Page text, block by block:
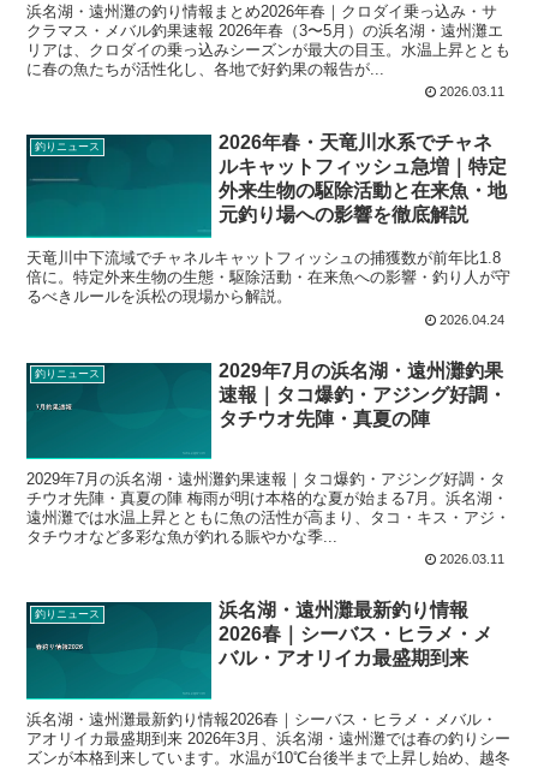
浜名湖・遠州灘の釣り情報まとめ2026年春｜クロダイ乗っ込み・サ
クラマス・メバル釣果速報 2026年春（3〜5月）の浜名湖・遠州灘エ
リアは、クロダイの乗っ込みシーズンが最大の目玉。水温上昇ととも
に春の魚たちが活性化し、各地で好釣果の報告が...
2026.03.11
釣りニュース
2026年春・天竜川水系でチャネ
ルキャットフィッシュ急増｜特定
外来生物の駆除活動と在来魚・地
元釣り場への影響を徹底解説
天竜川中下流域でチャネルキャットフィッシュの捕獲数が前年比1.8
倍に。特定外来生物の生態・駆除活動・在来魚への影響・釣り人が守
るべきルールを浜松の現場から解説。
2026.04.24
釣りニュース
2029年7月の浜名湖・遠州灘釣果
速報｜タコ爆釣・アジング好調・
タチウオ先陣・真夏の陣
2029年7月の浜名湖・遠州灘釣果速報｜タコ爆釣・アジング好調・タ
チウオ先陣・真夏の陣 梅雨が明け本格的な夏が始まる7月。浜名湖・
遠州灘では水温上昇とともに魚の活性が高まり、タコ・キス・アジ・
タチウオなど多彩な魚が釣れる賑やかな季...
2026.03.11
釣りニュース
浜名湖・遠州灘最新釣り情報
2026春｜シーバス・ヒラメ・メ
バル・アオリイカ最盛期到来
浜名湖・遠州灘最新釣り情報2026春｜シーバス・ヒラメ・メバル・
アオリイカ最盛期到来 2026年3月、浜名湖・遠州灘では春の釣りシー
ズンが本格到来しています。水温が10℃台後半まで上昇し始め、越冬